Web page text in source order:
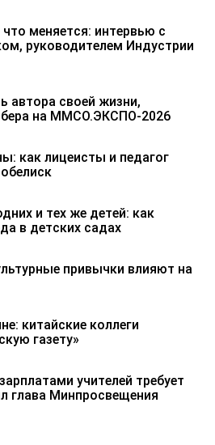
меняется: интервью с
руководителем Индустрии
автора своей жизни,
на ММСО.ЭКСПО-2026
как лицеисты и педагог
и тех же детей: как
в детских садах
привычки влияют на
китайские коллеги
газету»
учителей требует
глава Минпросвещения